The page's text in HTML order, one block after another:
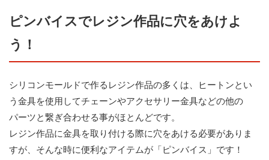
ピンバイスでレジン作品に穴をあけよ
う！
シリコンモールドで作るレジン作品の多くは、ヒートンとい
う金具を使用してチェーンやアクセサリー金具などの他の
パーツと繋ぎ合わせる事がほとんどです。
レジン作品に金具を取り付ける際に穴をあける必要がありま
すが、そんな時に便利なアイテムが「ピンバイス」です！